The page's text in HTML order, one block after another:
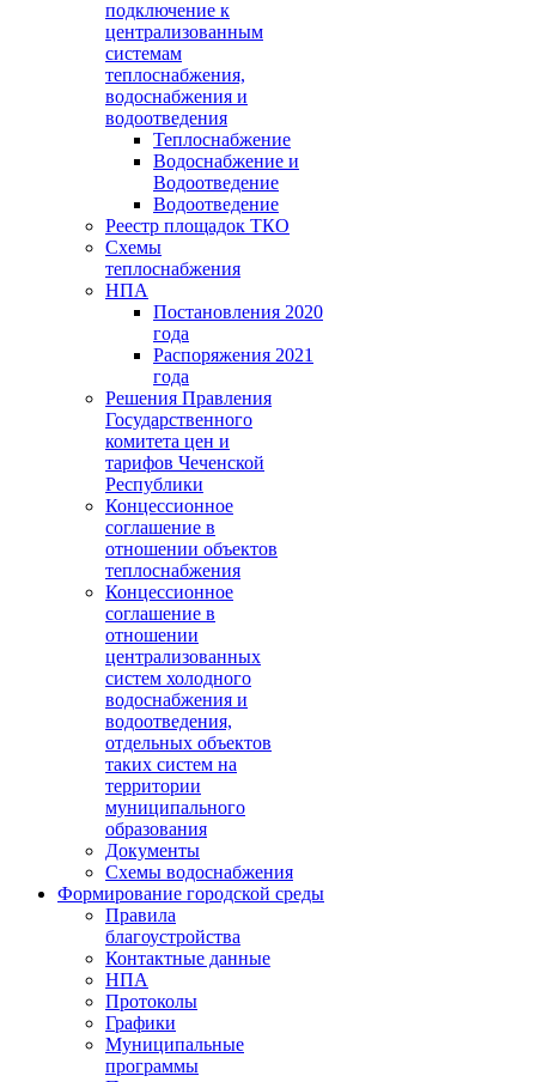
подключение к
централизованным
системам
теплоснабжения,
водоснабжения и
водоотведения
Теплоснабжение
Водоснабжение и
Водоотведение
Водоотведение
Реестр площадок ТКО
Схемы
теплоснабжения
НПА
Постановления 2020
года
Распоряжения 2021
года
Решения Правления
Государственного
комитета цен и
тарифов Чеченской
Республики
Концессионное
соглашение в
отношении объектов
теплоснабжения
Концессионное
соглашение в
отношении
централизованных
систем холодного
водоснабжения и
водоотведения,
отдельных объектов
таких систем на
территории
муниципального
образования
Документы
Схемы водоснабжения
Формирование городской среды
Правила
благоустройства
Контактные данные
НПА
Протоколы
Графики
Муниципальные
программы